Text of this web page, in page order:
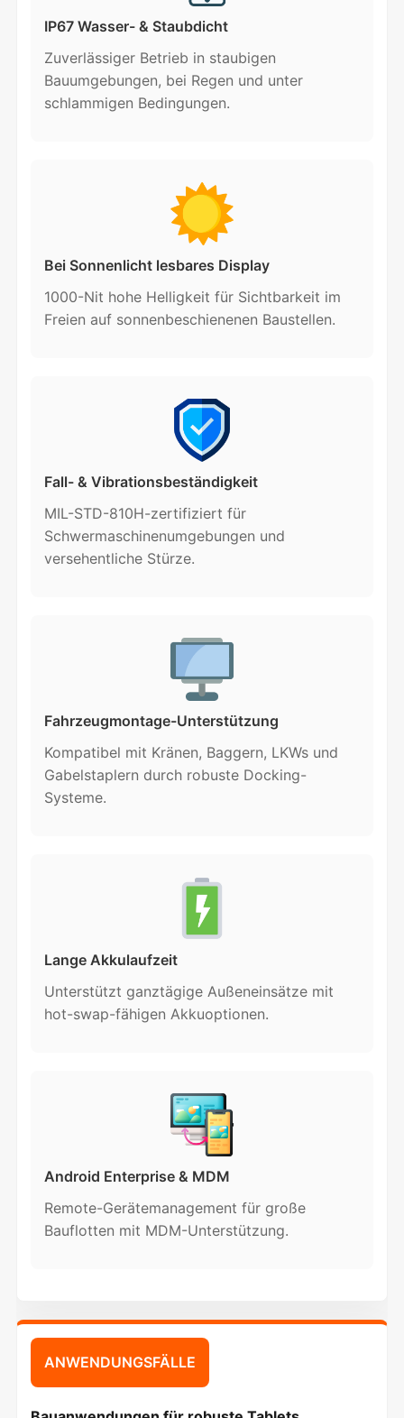
IP67 Wasser- & Staubdicht
Zuverlässiger Betrieb in staubigen
Bauumgebungen, bei Regen und unter
schlammigen Bedingungen.
Bei Sonnenlicht lesbares Display
1000-Nit hohe Helligkeit für Sichtbarkeit im
Freien auf sonnenbeschienenen Baustellen.
Fall- & Vibrationsbeständigkeit
MIL-STD-810H-zertifiziert für
Schwermaschinenumgebungen und
versehentliche Stürze.
Fahrzeugmontage-Unterstützung
Kompatibel mit Kränen, Baggern, LKWs und
Gabelstaplern durch robuste Docking-
Systeme.
Lange Akkulaufzeit
Unterstützt ganztägige Außeneinsätze mit
hot-swap-fähigen Akkuoptionen.
Android Enterprise & MDM
Remote-Gerätemanagement für große
Bauflotten mit MDM-Unterstützung.
ANWENDUNGSFÄLLE